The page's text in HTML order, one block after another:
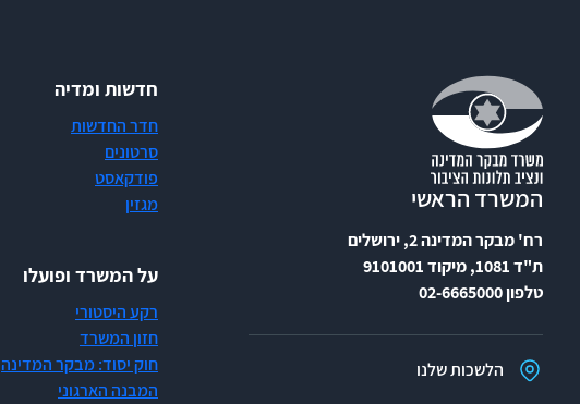
המשרד הראשי
רח' מבקר המדינה 2, ירושלים
ת"ד 1081, מיקוד 9101001
טלפון 02-6665000
הלשכות שלנו
חדשות ומדיה
חדר החדשות
סרטונים
פודקאסט
מגזין
על המשרד ופועלו
רקע היסטורי
חזון המשרד
חוק יסוד: מבקר המדינה
המבנה הארגוני